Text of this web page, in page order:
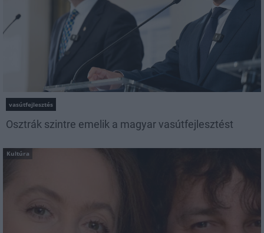
vasútfejlesztés
Osztrák szintre emelik a magyar vasútfejlesztést
Kultúra